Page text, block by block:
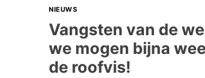
NIEUWS
Vangsten van de
we mogen bijna
de roofvis!